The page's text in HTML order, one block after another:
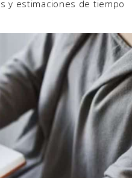
y estimaciones de tiempo